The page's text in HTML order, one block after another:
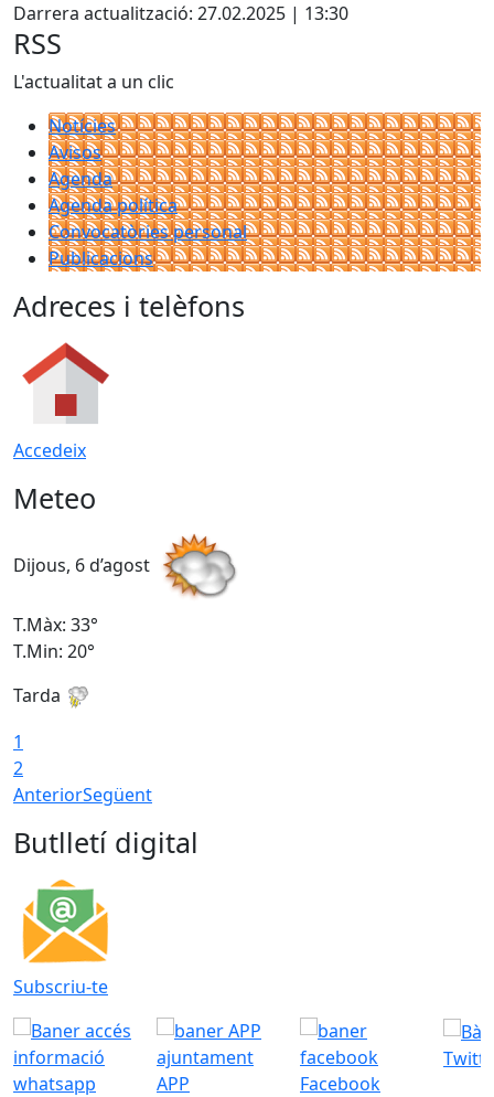
Darrera actualització: 27.02.2025 | 13:30
RSS
L'actualitat a un clic
Notícies
Avisos
Agenda
Agenda política
Convocatòries personal
Publicacions
Adreces i telèfons
Accedeix
Meteo
Dijous, 6 d’agost
T.Màx: 33°
T.Min: 20°
Tarda
1
2
AnteriorSegüent
Butlletí digital
Subscriu-te
APP Facebook